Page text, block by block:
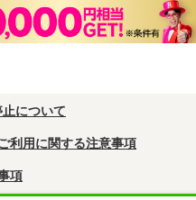
止について
利用に関する注意事項
項